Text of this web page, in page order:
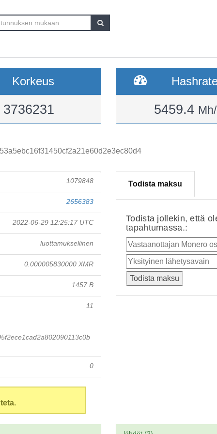
Korkeus
3736231 5459.4
1079848
2656383
2022-06-29 12:25:17 UTC
luottamuksellinen
0.000005830000 XMR
1457 B
11
0
Todista maksu
Todista jollekin, että
tapahtumassa.: